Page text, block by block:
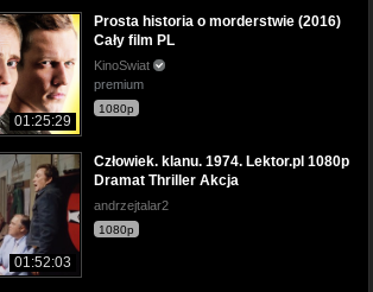
01:25:29
Prosta historia o morderstwie (2016)
Cały film PL
KinoSwiat
premium
1080p
01:52:03
Człowiek. klanu. 1974. Lektor.pl 1080p
Dramat Thriller Akcja
andrzejtalar2
1080p